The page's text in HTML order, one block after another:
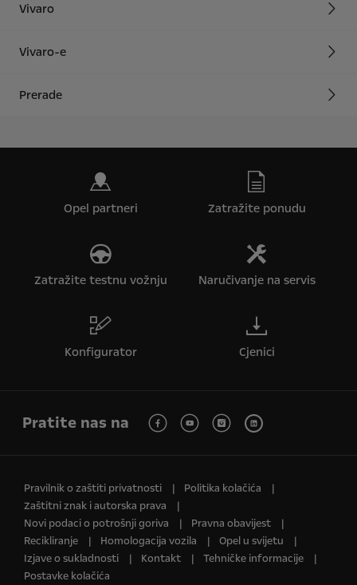
Vivaro
Vivaro-e
Prerade
Opel partneri Zatražite ponudu
Zatražite testnu vožnju Naručivanje na servis
Konfigurator Cjenici
Pratite nas na
Pravilnik o zaštiti privatnosti
Politika kolačića
Zaštitni znak i autorska prava
Novi podaci o potrošnji goriva
Pravna obavijest
Recikliranje
Homologacija vozila
Opel u svijetu
Izjave o sukladnosti
Kontakt
Tehničke informacije
Postavke kolačića